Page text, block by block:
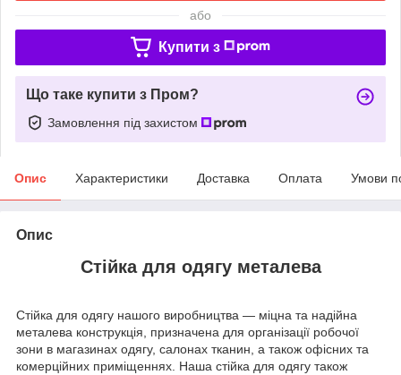
або
Купити з
Що таке купити з Пром?
Замовлення під захистом
Опис Характеристики Доставка Оплата Умови
Опис
Стійка для одягу металева
Стійка для одягу нашого виробництва — міцна та надійна
металева конструкція, призначена для організації робочої
зони в магазинах одягу, салонах тканин, а також офісних та
комерційних приміщеннях. Наша стійка для одягу також